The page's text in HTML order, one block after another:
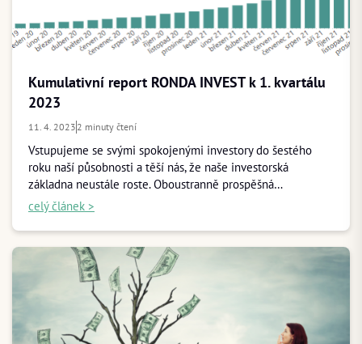
Kumulativní report RONDA INVEST k 1. kvartálu
2023
11. 4. 2023 2 minuty čtení
Vstupujeme se svými spokojenými investory do šestého
roku naší působnosti a těší nás, že naše investorská
základna neustále roste. Oboustranně prospěšná…
celý článek >